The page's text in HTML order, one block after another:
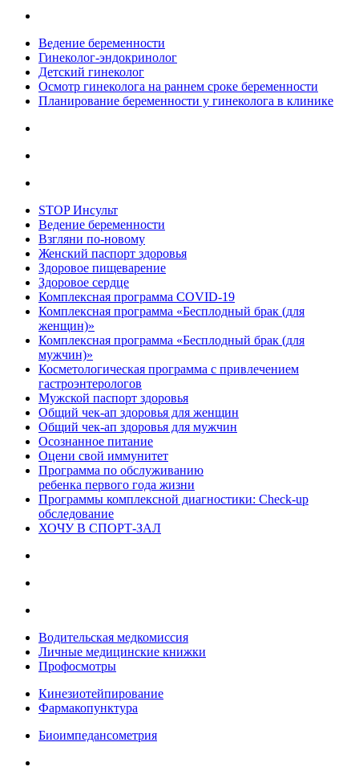
Ведение беременности
Гинеколог-эндокринолог
Детский гинеколог
Осмотр гинеколога на раннем сроке беременности
Планирование беременности у гинеколога в клинике
STOP Инсульт
Ведение беременности
Взгляни по-новому
Женский паспорт здоровья
Здоровое пищеварение
Здоровое сердце
Комплексная программа COVID-19
Комплексная программа «Бесплодный брак (для
женщин)»
Комплексная программа «Бесплодный брак (для
мужчин)»
Косметологическая программа с привлечением
гастроэнтерологов
Мужской паспорт здоровья
Общий чек-ап здоровья для женщин
Общий чек-ап здоровья для мужчин
Осознанное питание
Оцени свой иммунитет
Программа по обслуживанию
ребенка первого года жизни
Программы комплексной диагностики: Check-up
обследование
ХОЧУ В CПОРТ-ЗАЛ
Водительская медкомиссия
Личные медицинские книжки
Профосмотры
Кинезиотейпирование
Фармакопунктура
Биоимпедансометрия